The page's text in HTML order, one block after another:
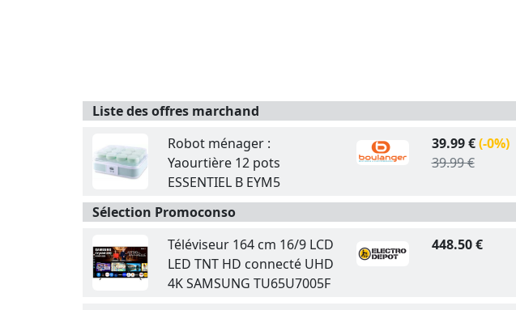
Liste des offres marchand
Robot ménager :
Yaourtière 12 pots
ESSENTIEL B EYM5
39.99 €(-0%)
39.99 €
Sélection Promoconso
Téléviseur 164 cm 16/9 LCD
LED TNT HD connecté UHD
4K SAMSUNG TU65U7005F
448.50 €